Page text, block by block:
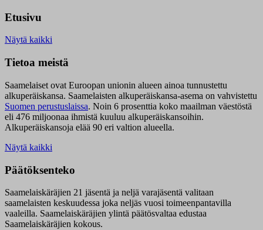
Etusivu
Näytä kaikki
Tietoa meistä
Saamelaiset ovat Euroopan unionin alueen ainoa tunnustettu
alkuperäiskansa. Saamelaisten alkuperäiskansa-asema on vahvistettu
Suomen perustuslaissa. Noin 6 prosenttia koko maailman väestöstä
eli 476 miljoonaa ihmistä kuuluu alkuperäiskansoihin.
Alkuperäiskansoja elää 90 eri valtion alueella.
Näytä kaikki
Päätöksenteko
Saamelaiskäräjien 21 jäsentä ja neljä varajäsentä valitaan
saamelaisten keskuudessa joka neljäs vuosi toimeenpantavilla
vaaleilla. Saamelaiskäräjien ylintä päätösvaltaa edustaa
Saamelaiskäräjien kokous.